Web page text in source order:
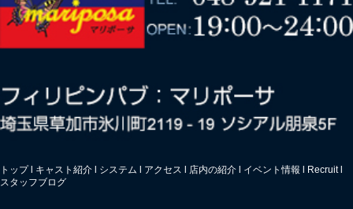
トップl キャスト紹介 システム アクセス 店内の紹介 イベント情報 Recruitl
スタッフブログ